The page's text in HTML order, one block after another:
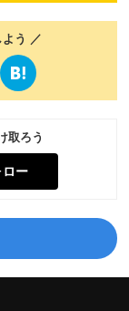
う ／
取ろう
ロー